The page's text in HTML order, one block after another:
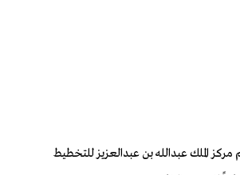
مركز الملك عبدالله بن عبدالعزيز للتخطيط